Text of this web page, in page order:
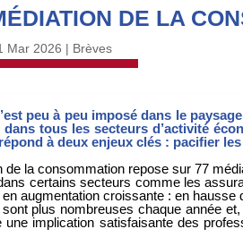
DE LA
Mar 2026 | Brèves
peu à peu imposé dans le
tous les secteurs d’activité
à deux enjeux clés : pacifier
de la consommation repose sur 77
certains secteurs comme les
augmentation croissante : en
plus nombreuses chaque année
une implication satisfaisante des